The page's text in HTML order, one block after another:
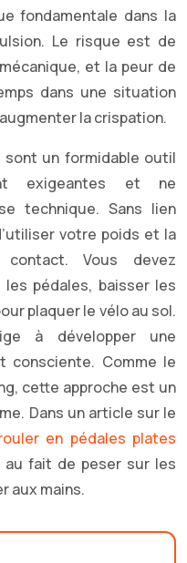
fondamentale dans la
Le risque est de
et la peur de
dans une situation
la crispation.
sont un formidable outil
exigeantes et ne
technique. Sans lien
votre poids et la
Vous devez
pédales, baisser les
plaquer le vélo au sol.
à développer une
consciente. Comme le
cette approche est un
Dans un article sur le
en pédales plates
au fait de peser sur les
aux mains.